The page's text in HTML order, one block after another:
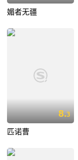
媚者无疆
8.3
匹诺曹